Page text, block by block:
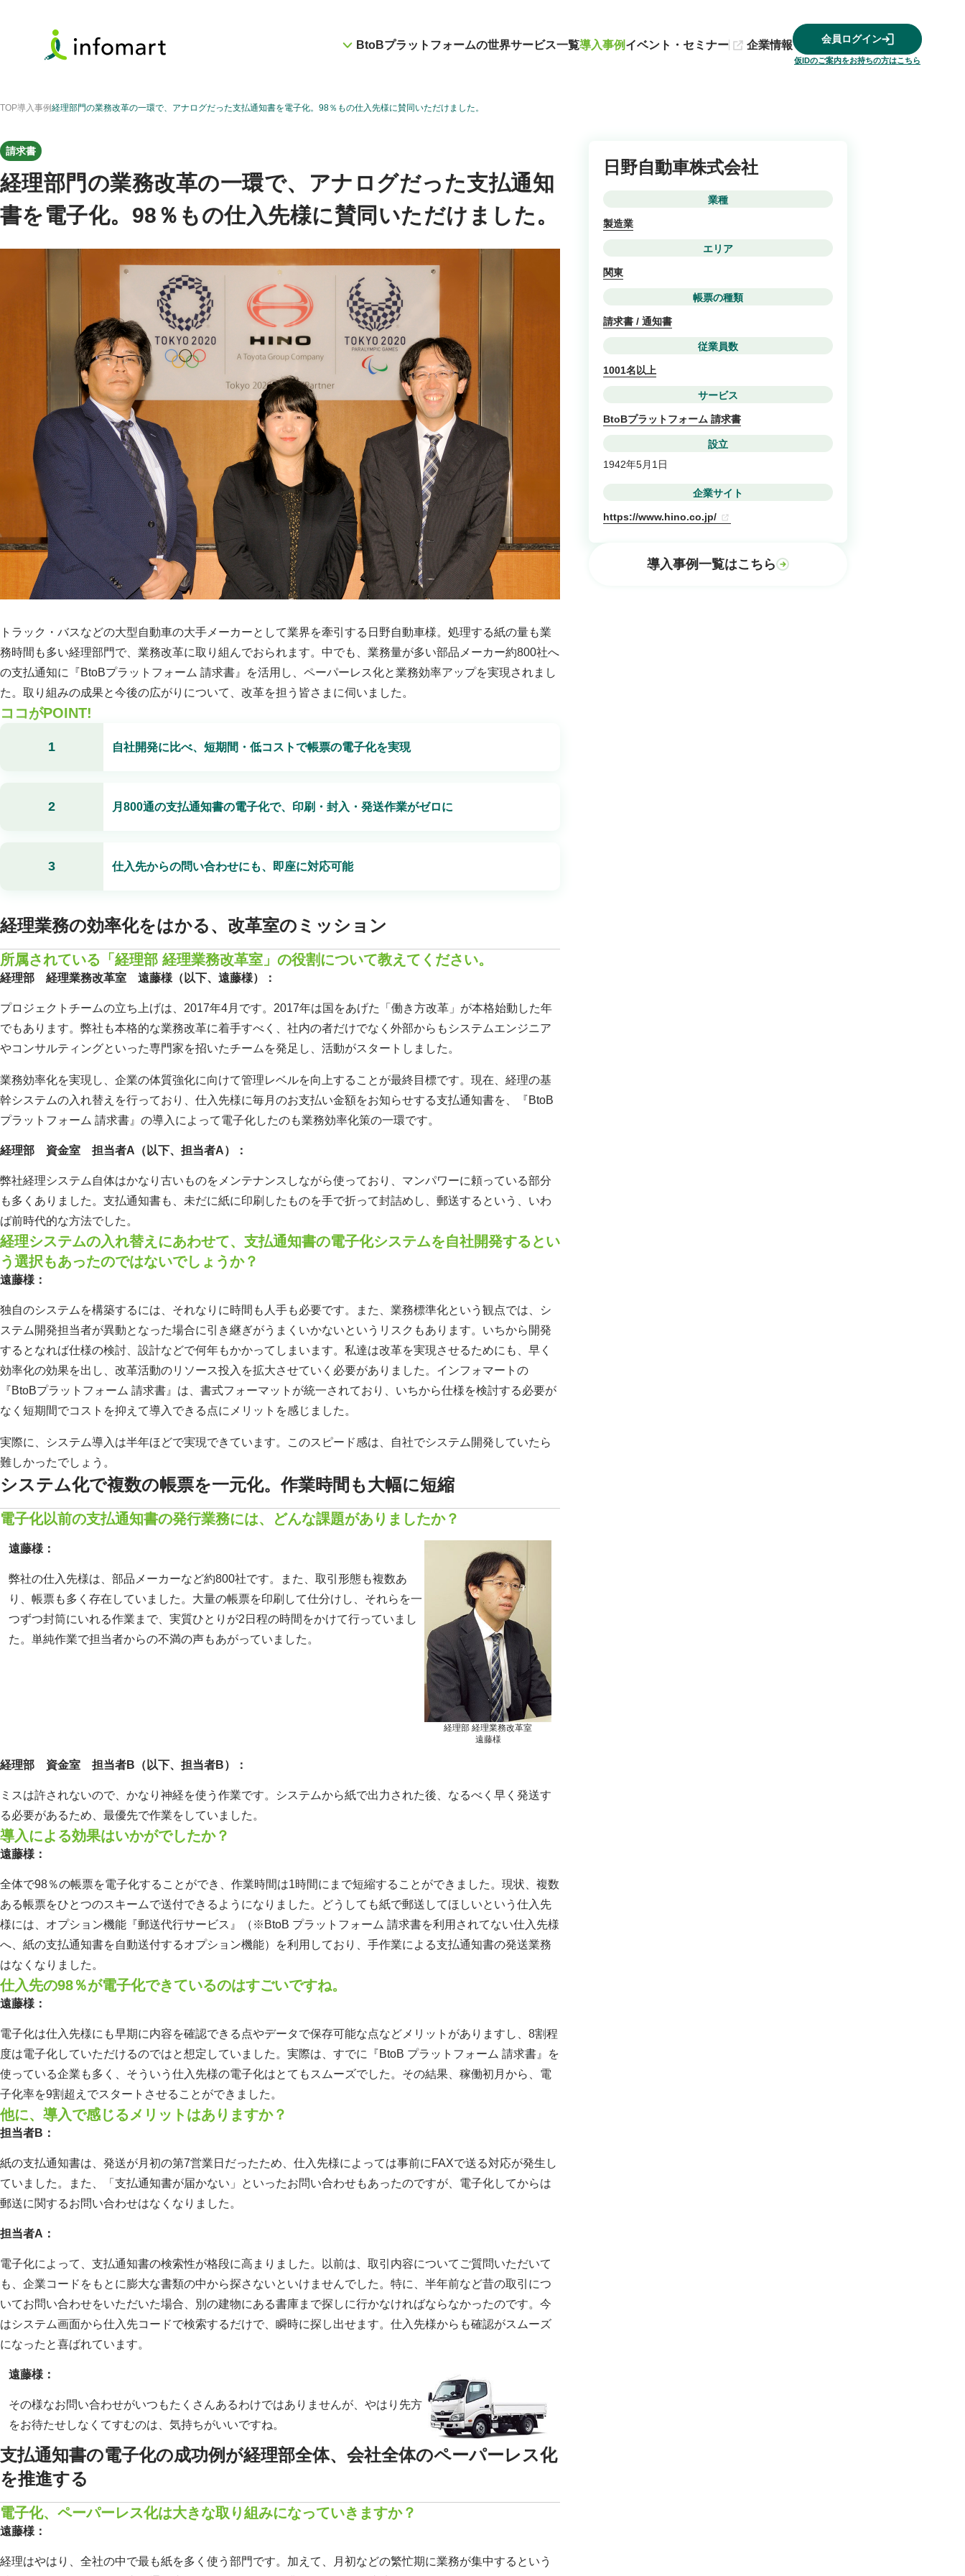
BtoBプラットフォームの世界サービス一覧導入事例 イベント・セミナー 企業情報 会員ログイン
仮IDのご案内をお持ちの方はこちら
TOP導入事例 経理部門の業務改革の一環で、アナログだった支払通知書を電子化。98％もの仕入先様に賛同いただけました。
請求書
経理部門の業務改革の一環で、アナログだった支払通知
書を電子化。98％もの仕入先様に賛同いただけました。
日野自動車株式会社
業種
製造業
エリア
関東
帳票の種類
請求書 / 通知書
従業員数
1001名以上
サービス
BtoBプラットフォーム 請求書
設立
1942年5月1日
企業サイト
https://www.hino.co.jp/
導入事例一覧はこちら
トラック・バスなどの大型自動車の大手メーカーとして業界を牽引する日野自動車様。処理する紙の量も業
務時間も多い経理部門で、業務改革に取り組んでおられます。中でも、業務量が多い部品メーカー約800社へ
の支払通知に『BtoBプラットフォーム 請求書』を活用し、ペーパーレス化と業務効率アップを実現されまし
た。取り組みの成果と今後の広がりについて、改革を担う皆さまに伺いました。
ココがPOINT!
1 自社開発に比べ、短期間・低コストで帳票の電子化を実現
2 月800通の支払通知書の電子化で、印刷・封入・発送作業がゼロに
3 仕入先からの問い合わせにも、即座に対応可能
経理業務の効率化をはかる、改革室のミッション
所属されている「経理部 経理業務改革室」の役割について教えてください。
経理部 経理業務改革室 遠藤様（以下、遠藤様）：
プロジェクトチームの立ち上げは、2017年4月です。2017年は国をあげた「働き方改革」が本格始動した年
でもあります。弊社も本格的な業務改革に着手すべく、社内の者だけでなく外部からもシステムエンジニア
やコンサルティングといった専門家を招いたチームを発足し、活動がスタートしました。
業務効率化を実現し、企業の体質強化に向けて管理レベルを向上することが最終目標です。現在、経理の基
幹システムの入れ替えを行っており、仕入先様に毎月のお支払い金額をお知らせする支払通知書を、『BtoB
プラットフォーム 請求書』の導入によって電子化したのも業務効率化策の一環です。
経理部 資金室 担当者A（以下、担当者A）：
弊社経理システム自体はかなり古いものをメンテナンスしながら使っており、マンパワーに頼っている部分
も多くありました。支払通知書も、未だに紙に印刷したものを手で折って封詰めし、郵送するという、いわ
ば前時代的な方法でした。
経理システムの入れ替えにあわせて、支払通知書の電子化システムを自社開発するとい
う選択もあったのではないでしょうか？
遠藤様：
独自のシステムを構築するには、それなりに時間も人手も必要です。また、業務標準化という観点では、シ
ステム開発担当者が異動となった場合に引き継ぎがうまくいかないというリスクもあります。いちから開発
するとなれば仕様の検討、設計などで何年もかかってしまいます。私達は改革を実現させるためにも、早く
効率化の効果を出し、改革活動のリソース投入を拡大させていく必要がありました。インフォマートの
『BtoBプラットフォーム 請求書』は、書式フォーマットが統一されており、いちから仕様を検討する必要が
なく短期間でコストを抑えて導入できる点にメリットを感じました。
実際に、システム導入は半年ほどで実現できています。このスピード感は、自社でシステム開発していたら
難しかったでしょう。
システム化で複数の帳票を一元化。作業時間も大幅に短縮
電子化以前の支払通知書の発行業務には、どんな課題がありましたか？
経理部 経理業務改革室
遠藤様
遠藤様：
弊社の仕入先様は、部品メーカーなど約800社です。また、取引形態も複数あ
り、帳票も多く存在していました。大量の帳票を印刷して仕分けし、それらを一
つずつ封筒にいれる作業まで、実質ひとりが2日程の時間をかけて行っていまし
た。単純作業で担当者からの不満の声もあがっていました。
経理部 資金室 担当者B（以下、担当者B）：
ミスは許されないので、かなり神経を使う作業です。システムから紙で出力された後、なるべく早く発送す
る必要があるため、最優先で作業をしていました。
導入による効果はいかがでしたか？
遠藤様：
全体で98％の帳票を電子化することができ、作業時間は1時間にまで短縮することができました。現状、複数
ある帳票をひとつのスキームで送付できるようになりました。どうしても紙で郵送してほしいという仕入先
様には、オプション機能『郵送代行サービス』（※BtoB プラットフォーム 請求書を利用されてない仕入先様
へ、紙の支払通知書を自動送付するオプション機能）を利用しており、手作業による支払通知書の発送業務
はなくなりました。
仕入先の98％が電子化できているのはすごいですね。
遠藤様：
電子化は仕入先様にも早期に内容を確認できる点やデータで保存可能な点などメリットがありますし、8割程
度は電子化していただけるのではと想定していました。実際は、すでに『BtoB プラットフォーム 請求書』を
使っている企業も多く、そういう仕入先様の電子化はとてもスムーズでした。その結果、稼働初月から、電
子化率を9割超えでスタートさせることができました。
他に、導入で感じるメリットはありますか？
担当者B：
紙の支払通知書は、発送が月初の第7営業日だったため、仕入先様によっては事前にFAXで送る対応が発生し
ていました。また、「支払通知書が届かない」といったお問い合わせもあったのですが、電子化してからは
郵送に関するお問い合わせはなくなりました。
担当者A：
電子化によって、支払通知書の検索性が格段に高まりました。以前は、取引内容についてご質問いただいて
も、企業コードをもとに膨大な書類の中から探さないといけませんでした。特に、半年前など昔の取引につ
いてお問い合わせをいただいた場合、別の建物にある書庫まで探しに行かなければならなかったのです。今
はシステム画面から仕入先コードで検索するだけで、瞬時に探し出せます。仕入先様からも確認がスムーズ
になったと喜ばれています。
遠藤様：
その様なお問い合わせがいつもたくさんあるわけではありませんが、やはり先方
をお待たせしなくてすむのは、気持ちがいいですね。
支払通知書の電子化の成功例が経理部全体、会社全体のペーパーレス化
を推進する
電子化、ペーパーレス化は大きな取り組みになっていきますか？
遠藤様：
経理はやはり、全社の中で最も紙を多く使う部門です。加えて、月初などの繁忙期に業務が集中するという